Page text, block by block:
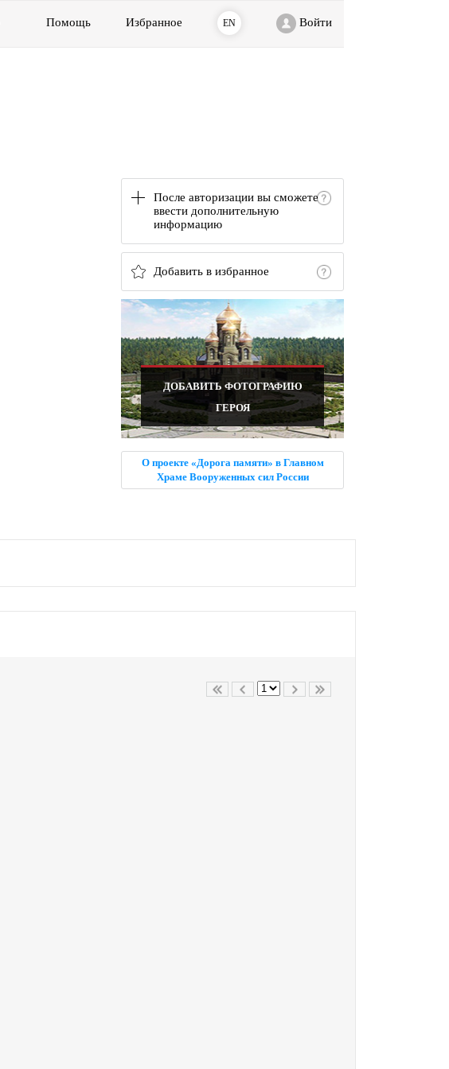
Помощь Избранное EN Войти
После авторизации вы сможете
ввести дополнительную
информацию
Добавить в избранное
ДОБАВИТЬ ФОТОГРАФИЮ
ГЕРОЯ
О проекте «Дорога памяти» в Главном
Храме Вооруженных сил России